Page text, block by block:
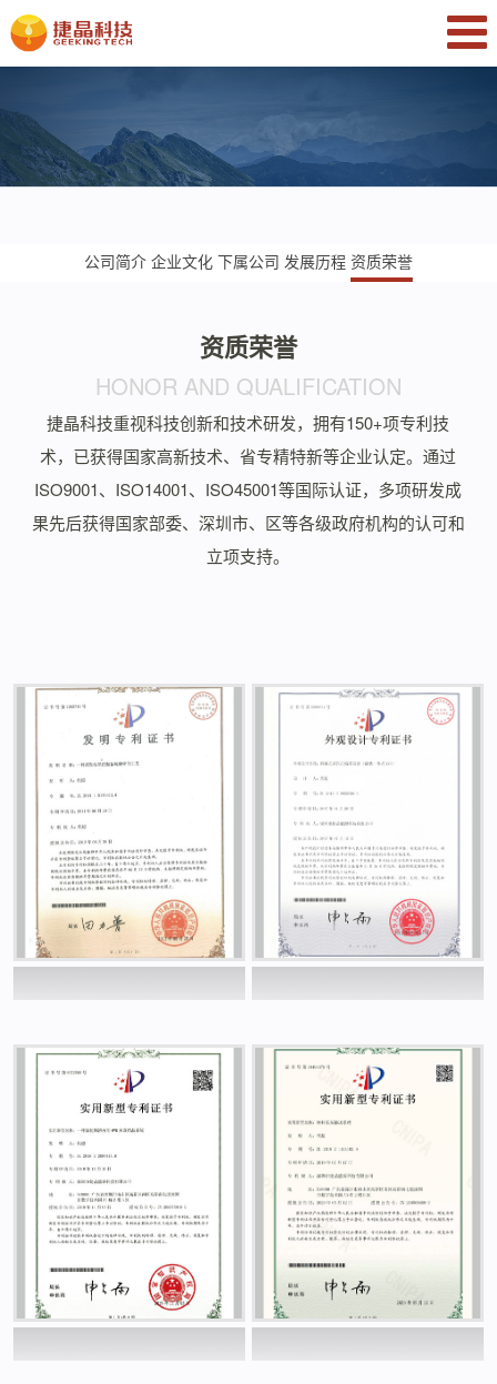
公司简介 企业文化 下属公司 发展历程 资质荣誉
资质荣誉
HONOR AND QUALIFICATION
捷晶科技重视科技创新和技术研发，拥有150+项专利技
术，已获得国家高新技术、省专精特新等企业认定。通过
ISO9001、ISO14001、ISO45001等国际认证，多项研发成
果先后获得国家部委、深圳市、区等各级政府机构的认可和
立项支持。